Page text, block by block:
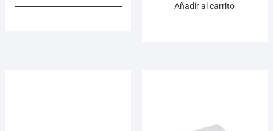
Añadir al carrito